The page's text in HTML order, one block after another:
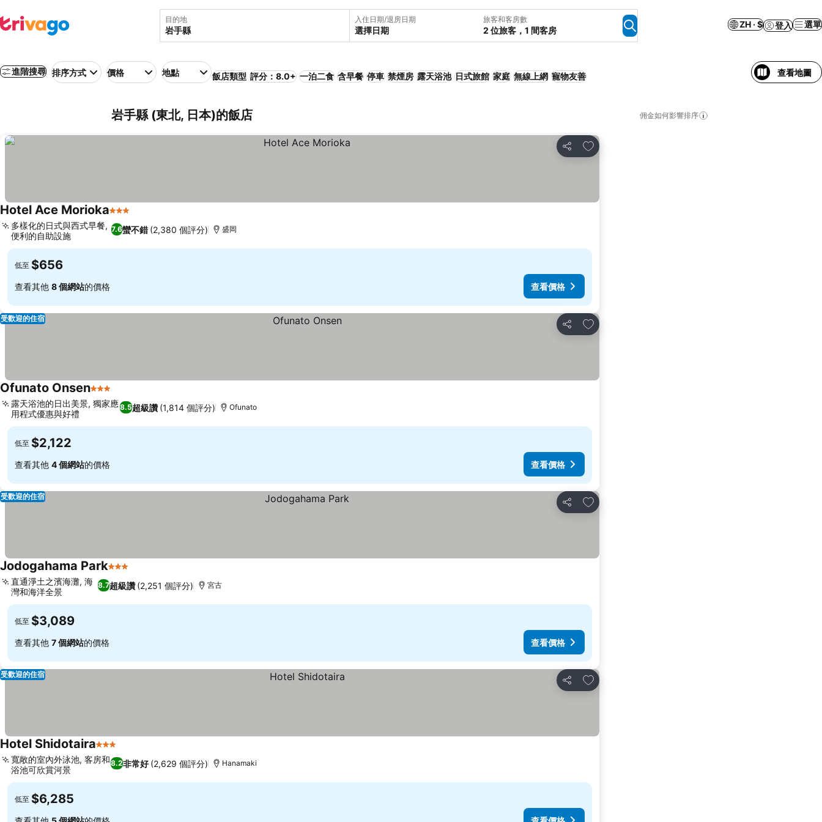
目的地 入住日期/退房日期
選擇日期
旅客和客房數
2 位旅客，1 間客房
ZH · $ 登入 選單
進階搜尋 排序方式 價格 地點 飯店類型 評分：8.0+ 一泊二食 含早餐 停車 禁煙房 露天浴池 日式旅館 家庭 無線上網 寵物友善 查看地圖
岩手縣 (東北, 日本)的飯店 佣金如何影響排序
分享
加入我的最愛
Hotel Ace Morioka3 星級
7.6蠻不錯 (2,380 個評分)
多樣化的日式與西式早餐,
便利的自助設施
盛岡
低至 $656
查看其他 8 個網站的價格 查看價格
分享
加入我的最愛
受歡迎的住宿
Ofunato Onsen3 星級
8.5超級讚 (1,814 個評分)
露天浴池的日出美景, 獨家應
用程式優惠與好禮
Ofunato
低至 $2,122
查看其他 4 個網站的價格 查看價格
分享
加入我的最愛
受歡迎的住宿
Jodogahama Park3 星級
8.7超級讚 (2,251 個評分)
直通淨土之濱海灘, 海
灣和海洋全景
宮古
低至 $3,089
查看其他 7 個網站的價格 查看價格
分享
加入我的最愛
受歡迎的住宿
Hotel Shidotaira3 星級
8.2非常好 (2,629 個評分)
寬敞的室內外泳池, 客房和
浴池可欣賞河景
Hanamaki
低至 $6,285